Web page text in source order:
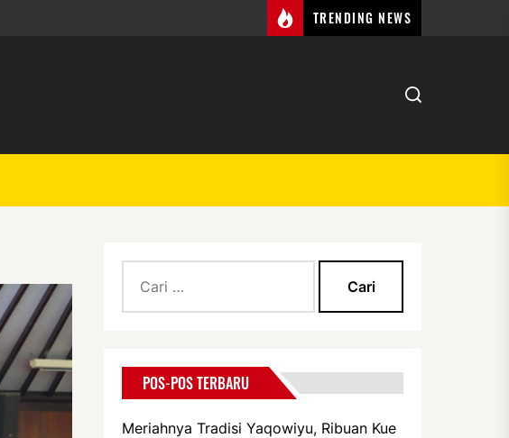
TRENDING NEWS
untuk:
POS-POS TERBARU
Meriahnya Tradisi Yaqowiyu, Ribuan Kue